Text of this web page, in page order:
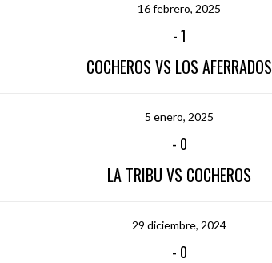
16 febrero, 2025
-1
COCHEROS VS LOS AFERRADOS
5 enero, 2025
- 0
LA TRIBU VS COCHEROS
29 diciembre, 2024
- 0